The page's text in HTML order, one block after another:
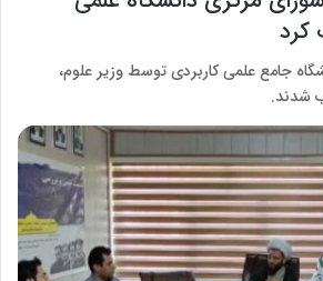
کرد
جامع علمی کاربردی توسط وزیر علوم،
شدند.